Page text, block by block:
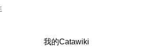
我的Catawiki